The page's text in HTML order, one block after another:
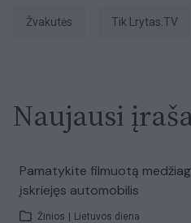
žvakutės tik Lrytas.TV
Naujausi
Pamatykite filmuotą
įskriejęs automobilis
Žinios Lietuvos diena